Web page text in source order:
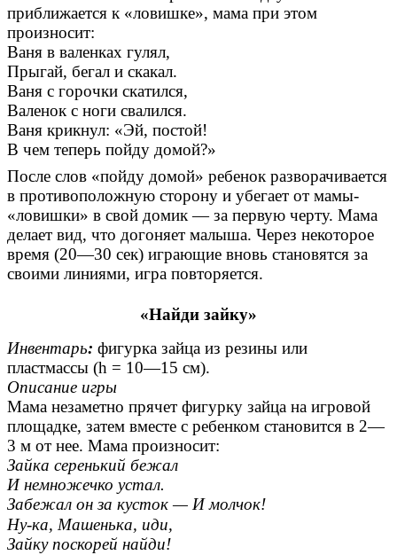
приближается к «ловишке», мама при этом
произносит:
Ваня в валенках гулял,
Прыгай, бегал и скакал.
Ваня с горочки скатился,
Валенок с ноги свалился.
Ваня крикнул: «Эй, постой!
В чем теперь пойду домой?»
После слов «пойду домой» ребенок разворачивается
в противоположную сторону и убегает от мамы-
«ловишки» в свой домик — за первую черту. Мама
делает вид, что догоняет малыша. Через некоторое
время (20—30 сек) играющие вновь становятся за
своими линиями, игра повторяется.
«Найди зайку»
Инвентарь: фигурка зайца из резины или
пластмассы (h = 10—15 см).
Описание игры
Мама незаметно прячет фигурку зайца на игровой
площадке, затем вместе с ребенком становится в 2—
3 м от нее. Мама произносит:
Зайка серенький бежал
И немножечко устал.
Забежал он за кусток — И молчок!
Ну-ка, Машенька, иди,
Зайку поскорей найди!